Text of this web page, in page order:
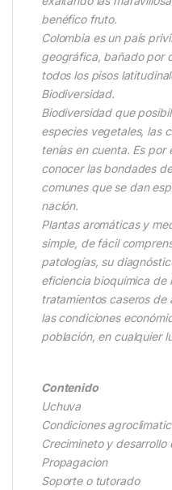
benéfico fruto.
Colombia es un país
geográfica, bañado por
todos los pisos
Biodiversidad.
Biodiversidad que
especies vegetales, las
tenías en cuenta. Es por
conocer las bondades
comunes que se dan
nación.
Plantas aromáticas y
simple, de fácil
patologías, su
eficiencia bioquímica de
tratamientos caseros
las condiciones
población, en cualquier
Contenido
Uchuva
Condiciones
Crecimineto y desarrollo
Propagacion
Soporte o tutorado